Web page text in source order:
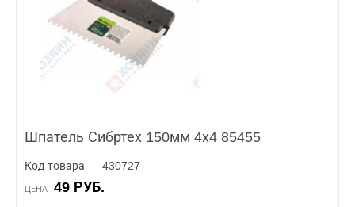
Шпатель Сибртех 150мм 4х4 85455
Код товара — 430727
ЦЕНА 49 РУБ.